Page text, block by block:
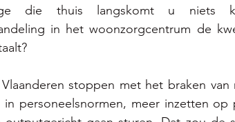
die thuis langskomt u niets
in het woonzorgcentrum de
stoppen met het braken
personeelsnormen, meer inzetten op